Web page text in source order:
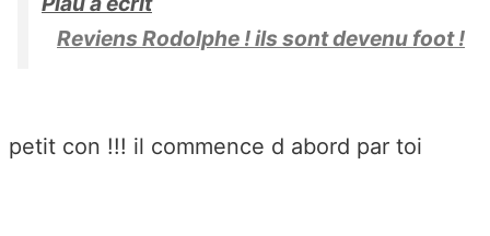
Reviens Rodolphe ! ils sont devenu foot !
petit con !!! il commence d abord par toi